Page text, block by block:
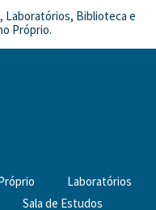
Laboratórios, Biblioteca e
Próprio.
Laboratórios
Sala de Estudos